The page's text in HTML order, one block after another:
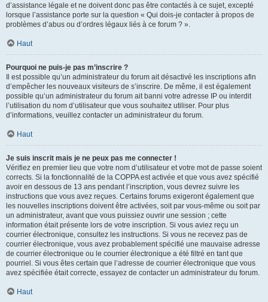
d’assistance légale et ne doivent donc pas être contactés à ce sujet, excepté
lorsque l’assistance porte sur la question « Qui dois-je contacter à propos de
problèmes d’abus ou d’ordres légaux liés à ce forum ? ».
Haut
Pourquoi ne puis-je pas m’inscrire ?
Il est possible qu’un administrateur du forum ait désactivé les inscriptions afin
d’empêcher les nouveaux visiteurs de s’inscrire. De même, il est également
possible qu’un administrateur du forum ait banni votre adresse IP ou interdit
l’utilisation du nom d’utilisateur que vous souhaitez utiliser. Pour plus
d’informations, veuillez contacter un administrateur du forum.
Haut
Je suis inscrit mais je ne peux pas me connecter !
Vérifiez en premier lieu que votre nom d’utilisateur et votre mot de passe soient
corrects. Si la fonctionnalité de la COPPA est activée et que vous avez spécifié
avoir en dessous de 13 ans pendant l’inscription, vous devrez suivre les
instructions que vous avez reçues. Certains forums exigeront également que
les nouvelles inscriptions doivent être activées, soit par vous-même ou soit par
un administrateur, avant que vous puissiez ouvrir une session ; cette
information était présente lors de votre inscription. Si vous aviez reçu un
courrier électronique, consultez les instructions. Si vous ne recevez pas de
courrier électronique, vous avez probablement spécifié une mauvaise adresse
de courrier électronique ou le courrier électronique a été filtré en tant que
pourriel. Si vous êtes certain que l’adresse de courrier électronique que vous
avez spécifiée était correcte, essayez de contacter un administrateur du forum.
Haut